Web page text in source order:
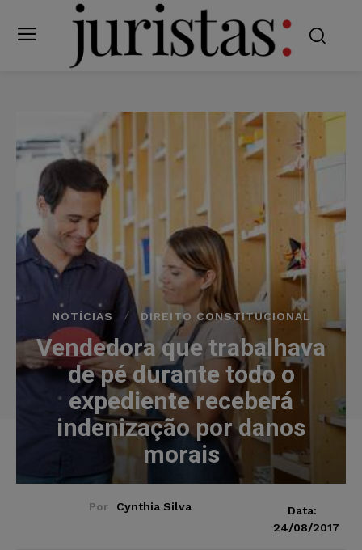
NOTÍCIAS DIREITO CONSTITUCIONAL
Vendedora que trabalhava
de pé durante todo o
expediente receberá
indenização por danos
morais
Por Cynthia Silva
Data:
24/08/2017